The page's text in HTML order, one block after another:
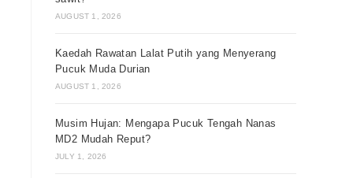
AUGUST 1, 2026
Kaedah Rawatan Lalat Putih yang Menyerang
Pucuk Muda Durian
AUGUST 1, 2026
Musim Hujan: Mengapa Pucuk Tengah Nanas
MD2 Mudah Reput?
JULY 1, 2026